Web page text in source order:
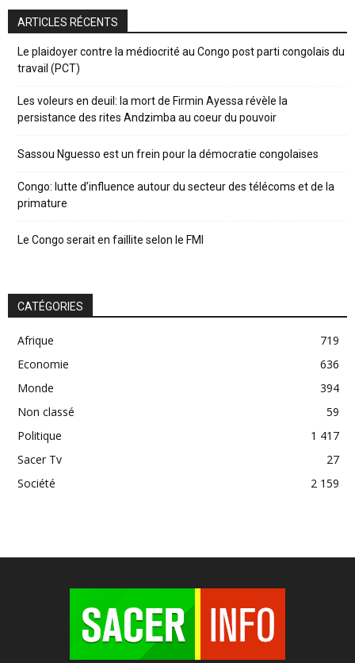
ARTICLES RÉCENTS
Le plaidoyer contre la médiocrité au Congo post parti congolais du
travail (PCT)
Les voleurs en deuil: la mort de Firmin Ayessa révèle la
persistance des rites Andzimba au coeur du pouvoir
Sassou Nguesso est un frein pour la démocratie congolaises
Congo: lutte d’influence autour du secteur des télécoms et de la
primature
Le Congo serait en faillite selon le FMI
CATÉGORIES
Afrique
719
Economie
636
Monde
394
Non classé
59
Politique
1 417
Sacer Tv
27
Société
2 159